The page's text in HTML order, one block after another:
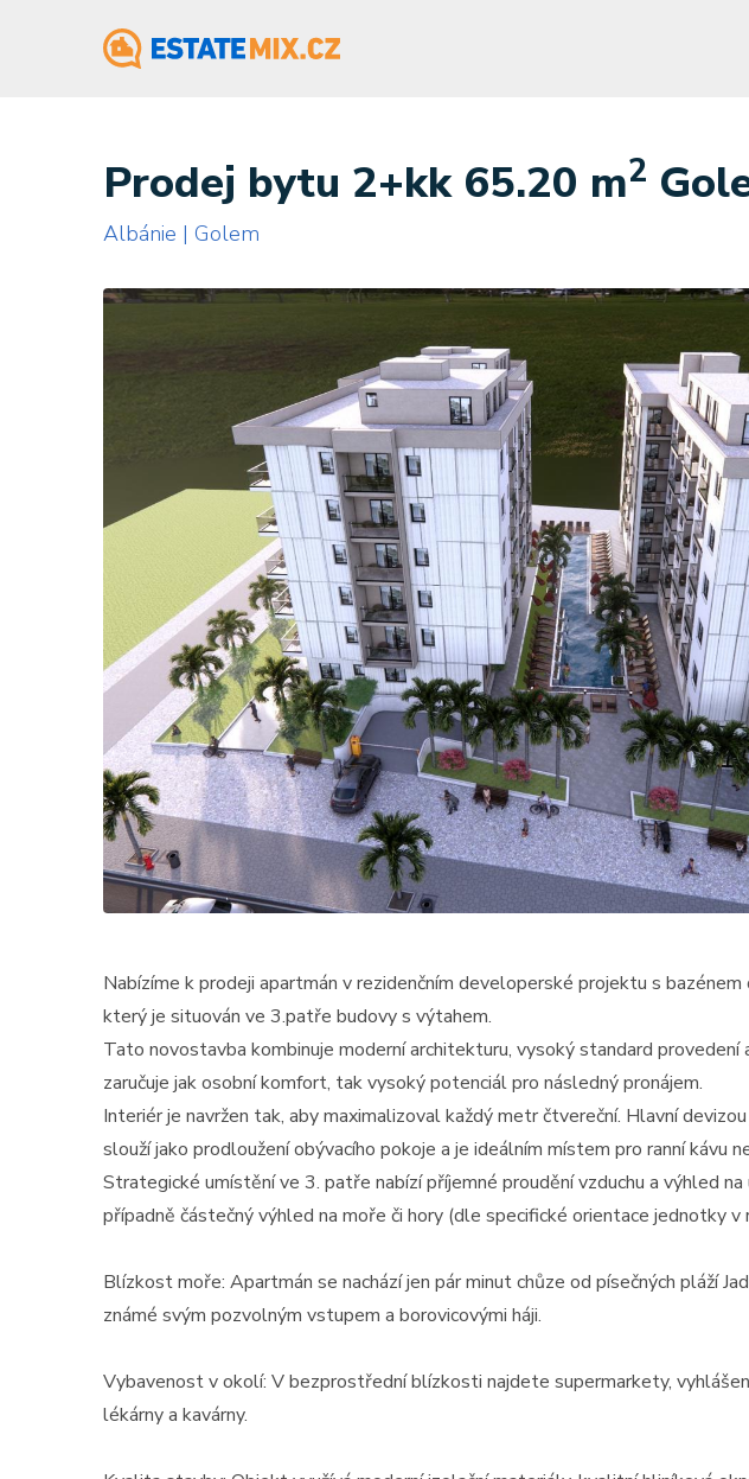
Prodej bytu 2+kk 65.20 m2
Albánie | Golem
Nabízíme k prodeji apartmán v rezidenčním developerské projektu s
který je situován ve 3.patře budovy s výtahem.
Tato novostavba kombinuje moderní architekturu, vysoký standard
zaručuje jak osobní komfort, tak vysoký potenciál pro následný pronájem.
Interiér je navržen tak, aby maximalizoval každý metr čtvereční. Hlavní
slouží jako prodloužení obývacího pokoje a je ideálním místem pro ranní kávu
Strategické umístění ve 3. patře nabízí příjemné proudění vzduchu a výhled na
případně částečný výhled na moře či hory (dle specifické orientace jednotky v
Blízkost moře: Apartmán se nachází jen pár minut chůze od písečných pláží
známé svým pozvolným vstupem a borovicovými háji.
Vybavenost v okolí: V bezprostřední blízkosti najdete supermarkety,
lékárny a kavárny.